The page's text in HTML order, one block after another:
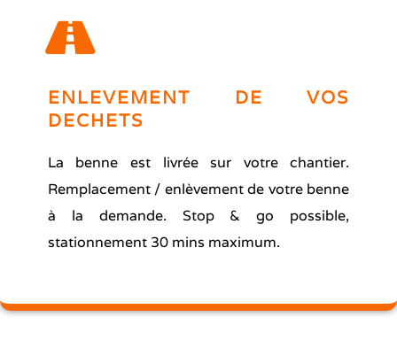
ENLEVEMENT DE VOS
DECHETS
La benne est livrée sur votre chantier.
Remplacement / enlèvement de votre benne
à la demande. Stop & go possible,
stationnement 30 mins maximum.